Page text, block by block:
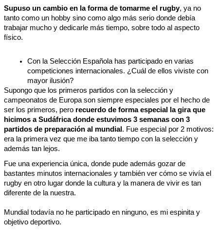
Supuso un cambio en la forma de tomarme el rugby, ya no
tanto como un hobby sino como algo más serio donde debía
trabajar mucho y dedicarle más tiempo, sobre todo al aspecto
físico.
Con la Selección Española has participado en varias
competiciones internacionales. ¿Cuál de ellos viviste con
mayor ilusión?
Supongo que los primeros partidos con la selección y
campeonatos de Europa son siempre especiales por el hecho de
ser los primeros, pero recuerdo de forma especial la gira que
hicimos a Sudáfrica donde estuvimos 3 semanas con 3
partidos de preparación al mundial . Fue especial por 2 motivos:
era la primera vez que me iba tanto tiempo con la selección y
además tan lejos.
Fue una experiencia única, donde pude además gozar de
bastantes minutos internacionales y también ver cómo se vivía el
rugby en otro lugar donde la cultura y la manera de vivir es tan
diferente de la nuestra.
Mundial todavía no he participado en ninguno, es mi espinita y
objetivo deportivo.